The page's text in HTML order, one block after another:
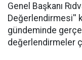
Genel Başkanı
Değerlendirmesi''
gündeminde
değerlendirmeler